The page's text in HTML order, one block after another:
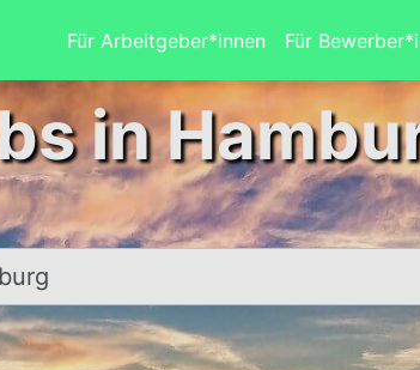
Für Arbeitgeber*innen Für
in